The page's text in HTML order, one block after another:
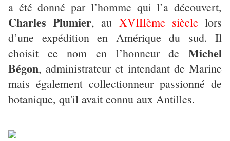
a été donné par l’homme qui l’a découvert,
Charles Plumier, au XVIIIème sièclelors
d’une expédition en Amérique du sud. Il
choisit ce nom en l’honneur de Michel
Bégon, administrateur et intendant de Marine
mais également collectionneur passionné de
botanique, qu'il avait connu aux Antilles.